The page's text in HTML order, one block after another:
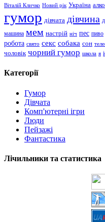
Віталій Кличко Новий рік Україна
гумор дівчата дівчина
машина мем настрій ніч пес пиво
робота свято секс собака сон
чоловік чорний гумор школа я
Категорії
Гумор
Дівчата
Комп'ютерні ігри
Люди
Пейзажі
Фантастика
Лічильники та статистика